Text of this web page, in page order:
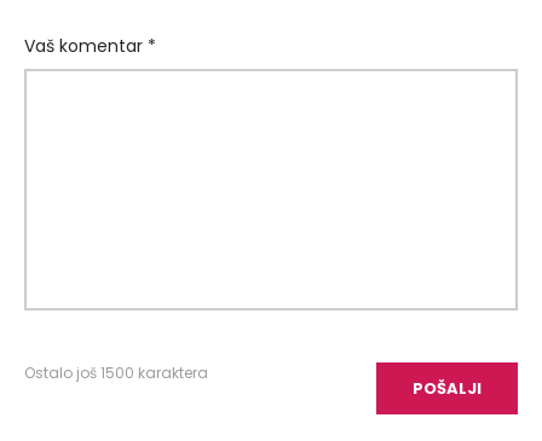
Vaš komentar *
Ostalo još1500 karaktera
POŠALJI